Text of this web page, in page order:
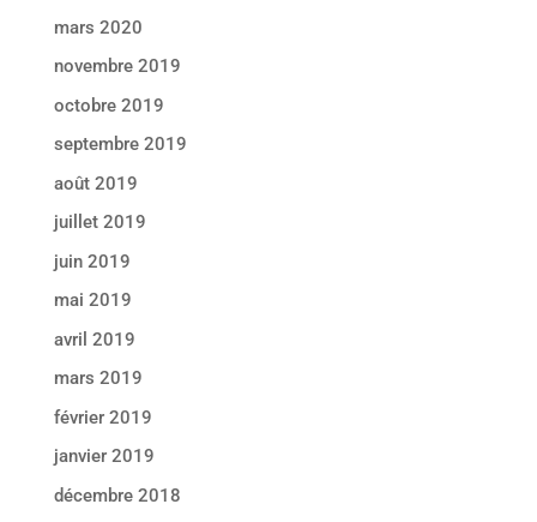
mars 2020
novembre 2019
octobre 2019
septembre 2019
août 2019
juillet 2019
juin 2019
mai 2019
avril 2019
mars 2019
février 2019
janvier 2019
décembre 2018